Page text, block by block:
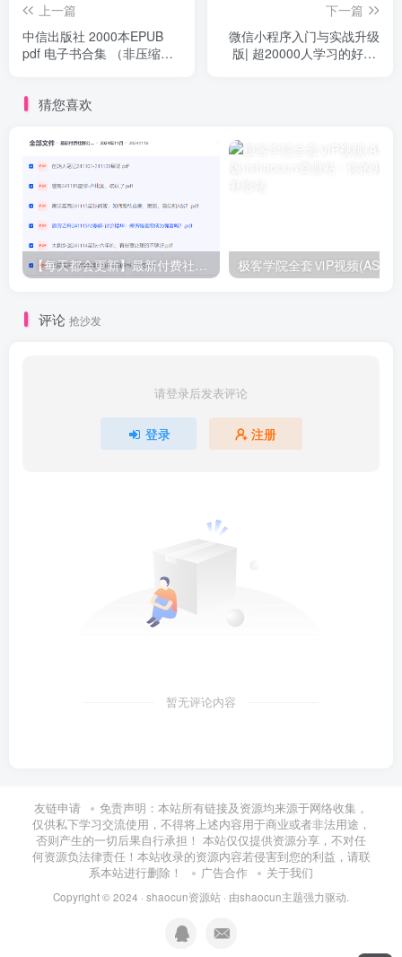
上一篇
中信出版社 2000本EPUB
pdf 电子书合集 （非压缩包
下一篇
微信小程序入门与实战升级
版| 超20000人学习的好课|
猜您喜欢
【每天都会更新】最新付费社群公众号文章 极客学院全套ⅥP视频(AS版)
评论 抢沙发
请登录后发表评论
登录 注册
暂无评论内容
友链申请
免责声明：本站所有链接及资源均来源于网络收集，
仅供私下学习交流使用，不得将上述内容用于商业或者非法用途，
否则产生的一切后果自行承担！ 本站仅仅提供资源分享，不对任
何资源负法律责任！本站收录的资源内容若侵害到您的利益，请联
系本站进行删除！
广告合作 关于我们
Copyright © 2024 · shaocun资源站 · 由shaocun主题强力驱动.